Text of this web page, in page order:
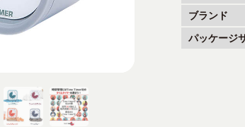
ブランド
パッケージ